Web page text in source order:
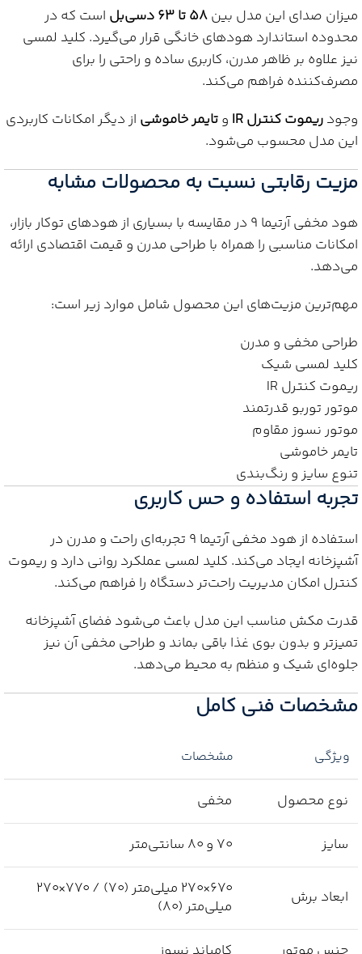
میزان صدای این مدل بین58 تا 63 دسی‌بل
است که در
محدوده استاندارد هودهای خانگی قرار می‌گیرد. کلید لمسی
نیز علاوه بر ظاهر مدرن، کاربری ساده و راحتی را برای
مصرف‌کننده فراهم می‌کند.
وجودریموت کنترل IR وتایمر خاموشی از دیگر امکانات کاربردی
این مدل محسوب می‌شود.
مزیت رقابتی نسبت به محصولات مشابه
هود مخفی آرتیما 9 در مقایسه با بسیاری از هودهای توکار بازار،
امکانات مناسبی را همراه با طراحی مدرن و قیمت اقتصادی ارائه
می‌دهد.
مهم‌ترین مزیت‌های این محصول شامل موارد زیر است:
طراحی مخفی و مدرن
کلید لمسی شیک
ریموت کنترل IR
موتور توربو قدرتمند
موتور نسوز مقاوم
تایمر خاموشی
تنوع سایز و رنگ‌بندی
تجربه استفاده و حس کاربری
استفاده از هود مخفی آرتیما 9 تجربه‌ای راحت و مدرن در
آشپزخانه ایجاد می‌کند. کلید لمسی عملکرد روانی دارد و ریموت
کنترل امکان مدیریت راحت‌تر دستگاه را فراهم می‌کند.
قدرت مکش مناسب این مدل باعث می‌شود فضای آشپزخانه
تمیزتر و بدون بوی غذا باقی بماند و طراحی مخفی آن نیز
جلوه‌ای شیک و منظم به محیط می‌دهد.
مشخصات فنی کامل
ویژگی مشخصات
نوع محصول مخفی
سایز 70 و 80 سانتی‌متر
ابعاد برش
670×270 میلی‌متر (70) / 770×270
میلی‌متر (80)